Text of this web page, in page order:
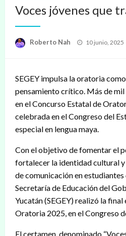
Voces jóvenes que
Roberto Nah
Publicado
10 junio, 2025
SEGEY impulsa la oratoria
pensamiento crítico. Más de
en el Concurso Estatal de
celebrada en el Congreso del
especial en lengua maya.
Con el objetivo de fomentar el
fortalecer la identidad cultural
de comunicación en estudiantes
Secretaría de Educación del
Yucatán (SEGEY) realizó la
Oratoria 2025, en el Congreso
El certamen, denominado